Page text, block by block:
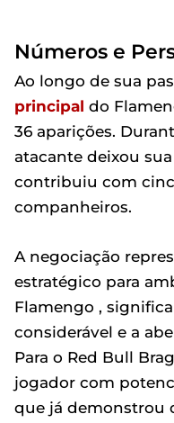
Números e
Ao longo de sua
principal do
36 aparições.
atacante deixou
contribuiu com
companheiros.
A negociação
estratégico para
Flamengo ,
considerável e a
Para o Red Bull
jogador com
que já demonstrou